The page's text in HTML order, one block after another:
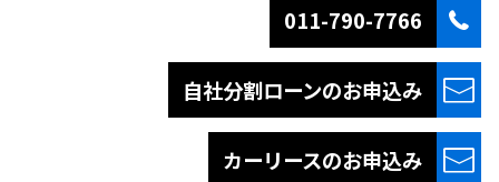
011-790-7766
自社分割ローンのお申込み
カーリースのお申込み